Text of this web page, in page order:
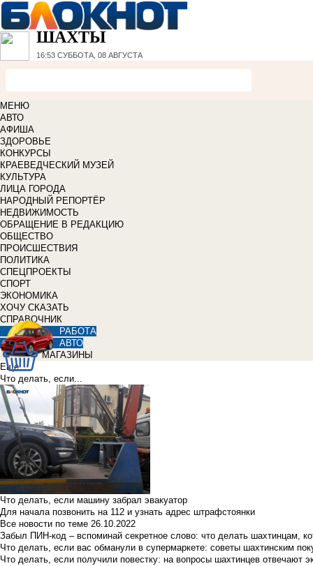
ШАХТЫ
16:53 СУББОТА, 08 АВГУСТА
МЕНЮ
АВТО
АФИША
ЗДОРОВЬЕ
КОНКУРСЫ
КРАЕВЕДЧЕСКИЙ МУЗЕЙ
КУЛЬТУРА
ЛИЦА ГОРОДА
НАРОДНЫЙ РЕПОРТЁР
НЕДВИЖИМОСТЬ
ОБРАЩЕНИЕ В РЕДАКЦИЮ
ОБЩЕСТВО
ПРОИСШЕСТВИЯ
ПОЛИТИКА
СПЕЦПРОЕКТЫ
СПОРТ
ЭКОНОМИКА
ХОЧУ СКАЗАТЬ
СПРАВОЧНИК
РАБОТА
АВТО
МАГАЗИНЫ
Еще
Что делать, если...
Что делать, если машину забрал эвакуатор
Для начала позвонить на 112 и узнать адрес штрафстоянки
Все новости по теме 26.10.2022
Забыл ПИН-код – вспоминай секретное слово: что делать шахтинцам,
Что делать, если вас обманули в супермаркете: советы шахтинским
Что делать, если получили повестку: на вопросы шахтинцев отвечают